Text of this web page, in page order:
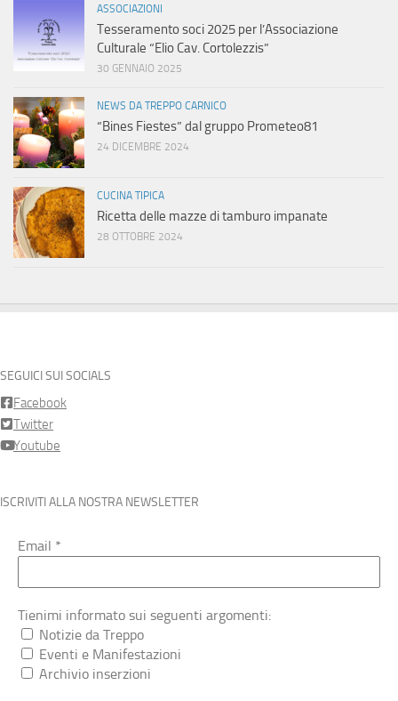
ASSOCIAZIONI
Tesseramento soci 2025 per l’Associazione
Culturale “Elio Cav. Cortolezzis”
30 GENNAIO 2025
NEWS DA TREPPO CARNICO
“Bines Fiestes” dal gruppo Prometeo81
24 DICEMBRE 2024
CUCINA TIPICA
Ricetta delle mazze di tamburo impanate
28 OTTOBRE 2024
SEGUICI SUI SOCIALS
Facebook
Twitter
Youtube
ISCRIVITI ALLA NOSTRA NEWSLETTER
Email *
Tienimi informato sui seguenti argomenti:
Notizie da Treppo
Eventi e Manifestazioni
Archivio inserzioni